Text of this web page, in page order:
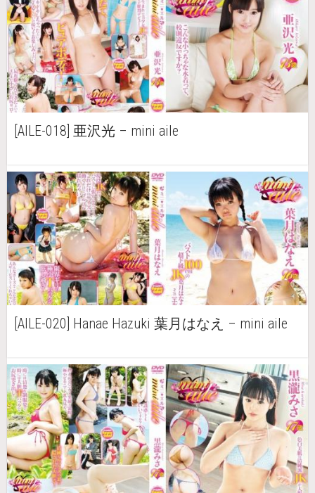
[AILE-018] 亜沢光 – mini aile
[AILE-020] Hanae Hazuki 葉月はなえ – mini aile